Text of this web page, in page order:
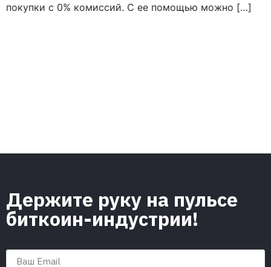
покупки с 0% комиссий. С ее помощью можно […]
Держите руку на пульсе
биткоин-индустрии!